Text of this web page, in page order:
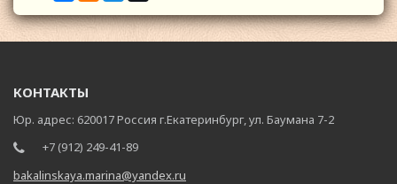
КОНТАКТЫ
Юр. адрес: 620017 Россия г.Екатеринбург, ул. Баумана 7-2
+7 (912) 249-41-89
bakalinskaya.marina@yandex.ru